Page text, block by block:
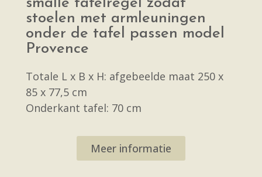
smalle tafelregel zodat
stoelen met armleuningen
onder de tafel passen model
Provence
Totale L x B x H: afgebeelde maat 250 x
85 x 77,5 cm
Onderkant tafel: 70 cm
Meer informatie